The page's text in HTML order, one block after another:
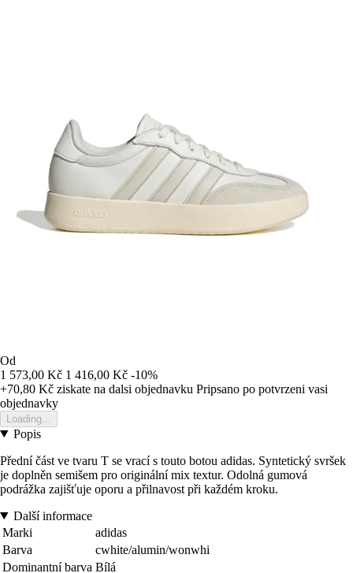
Od
1 573,00 Kč 1 416,00 Kč -10%
+70,80 Kč ziskate na dalsi objednavku Pripsano po potvrzeni vasi
objednavky
Loading...
Popis
Přední část ve tvaru T se vrací s touto botou adidas. Syntetický svršek
je doplněn semišem pro originální mix textur. Odolná gumová
podrážka zajišťuje oporu a přilnavost při každém kroku.
Další informace
Marki
adidas
Barva
cwhite/alumin/wonwhi
Dominantní barva Bílá